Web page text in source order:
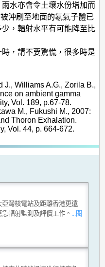
水亦會令土壤水份增加而
被沖刷至地面的氡氣子體已
，輻射水平有可能降至比
，請不要驚慌，很多時是
J., Williams A.G., Zorila B.,
on ambient gamma
Vol. 189, p.67-78.
M., Fukushi M., 2007:
Thoron Exhalation.
Vol. 44, p. 664-672.
灣核電站及距離香港更遠
輻射監測及評價工作。
...閱